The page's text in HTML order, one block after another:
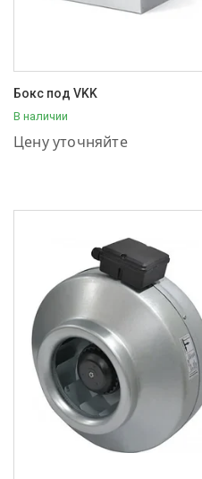
Бокс под VKK
В наличии
Цену уточняйте
+7 (707) 111-57-56